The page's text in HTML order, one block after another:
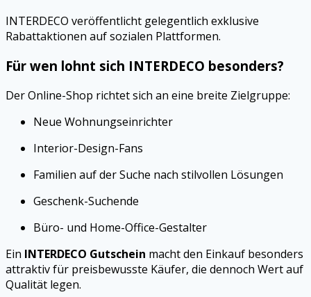
INTERDECO veröffentlicht gelegentlich exklusive
Rabattaktionen auf sozialen Plattformen.
Für wen lohnt sich INTERDECO besonders?
Der Online-Shop richtet sich an eine breite Zielgruppe:
Neue Wohnungseinrichter
Interior-Design-Fans
Familien auf der Suche nach stilvollen Lösungen
Geschenk-Suchende
Büro- und Home-Office-Gestalter
Ein INTERDECO Gutschein macht den Einkauf besonders
attraktiv für preisbewusste Käufer, die dennoch Wert auf
Qualität legen.